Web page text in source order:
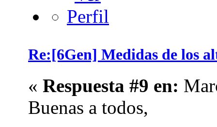
Re:[6Gen] Medidas de los
« Respuesta #9 en:
Buenas a todos,